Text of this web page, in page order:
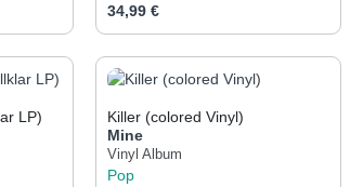
Schaltflächen um die
Wert ein oder benutze die
Gib den gewünschten
Regulärer Preis:
34,99 €
Produkt Anzahl: Gib
LP)
Killer (colored Vinyl)
Mine
Vinyl Album
Pop